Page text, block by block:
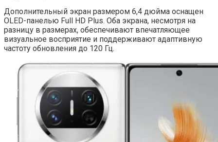
Дополнительный экран размером 6,4 дюйма оснащен
OLED-панелью Full HD Plus. Оба экрана, несмотря на
разницу в размерах, обеспечивают впечатляющее
визуальное восприятие и поддерживают адаптивную
частоту обновления до 120 Гц.